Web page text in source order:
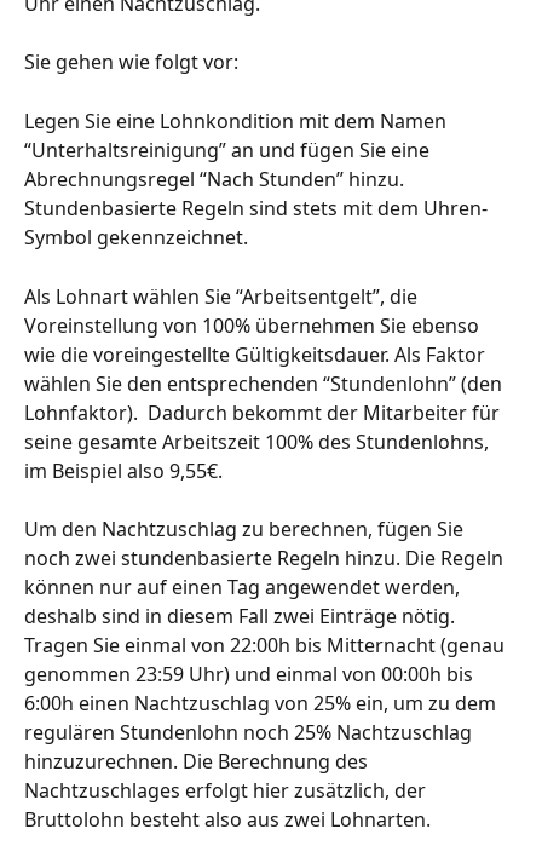
Sie gehen wie folgt vor:
Legen Sie eine Lohnkondition mit dem Namen
“Unterhaltsreinigung” an und fügen Sie eine
Abrechnungsregel “Nach Stunden” hinzu.
Stundenbasierte Regeln sind stets mit dem Uhren-
Symbol gekennzeichnet.
Als Lohnart wählen Sie “Arbeitsentgelt”, die
Voreinstellung von 100% übernehmen Sie ebenso
wie die voreingestellte Gültigkeitsdauer. Als Faktor
wählen Sie den entsprechenden “Stundenlohn” (den
Lohnfaktor).  Dadurch bekommt der Mitarbeiter für
seine gesamte Arbeitszeit 100% des Stundenlohns,
im Beispiel also 9,55€.
Um den Nachtzuschlag zu berechnen, fügen Sie
noch zwei stundenbasierte Regeln hinzu. Die Regeln
können nur auf einen Tag angewendet werden,
deshalb sind in diesem Fall zwei Einträge nötig.
Tragen Sie einmal von 22:00h bis Mitternacht (genau
genommen 23:59 Uhr) und einmal von 00:00h bis
6:00h einen Nachtzuschlag von 25% ein, um zu dem
regulären Stundenlohn noch 25% Nachtzuschlag
hinzuzurechnen. Die Berechnung des
Nachtzuschlages erfolgt hier zusätzlich, der
Bruttolohn besteht also aus zwei Lohnarten.